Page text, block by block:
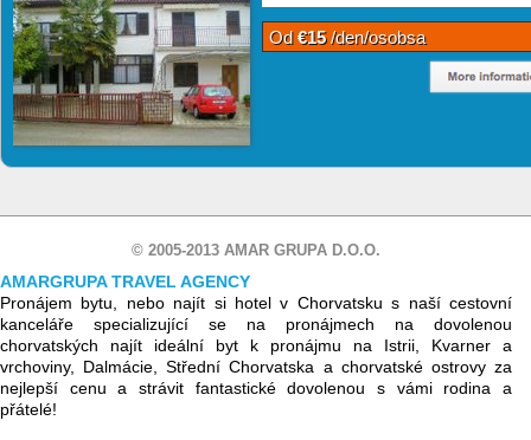
Od€15/den/osobsa
© 2005-2013 AMAR GRUPA D.O.O.
AMARGRUPA TRAVEL AGENCY
Pronájem bytu, nebo najít si hotel v Chorvatsku s naší cestovní
kanceláře specializující se na pronájmech na dovolenou
chorvatských najít ideální byt k pronájmu na Istrii, Kvarner a
vrchoviny, Dalmácie, Střední Chorvatska a chorvatské ostrovy za
nejlepší cenu a strávit fantastické dovolenou s vámi rodina a
přátelé!